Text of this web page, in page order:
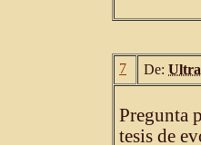
7 De:
Pregunta
tesis de